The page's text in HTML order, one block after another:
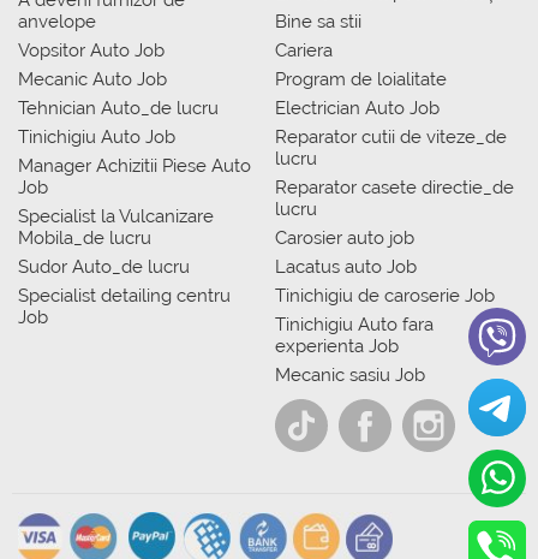
anvelope
Vopsitor Auto Job
Mecanic Auto Job
Tehnician Auto_de lucru
Tinichigiu Auto Job
Manager Achizitii Piese Auto
Job
Specialist la Vulcanizare
Mobila_de lucru
Sudor Auto_de lucru
Specialist detailing centru
Job
Bine sa stii
Cariera
Program de loialitate
Electrician Auto Job
Reparator cutii de viteze_de
lucru
Reparator casete directie_de
lucru
Carosier auto job
Lacatus auto Job
Tinichigiu de caroserie Job
Tinichigiu Auto fara
experienta Job
Mecanic sasiu Job